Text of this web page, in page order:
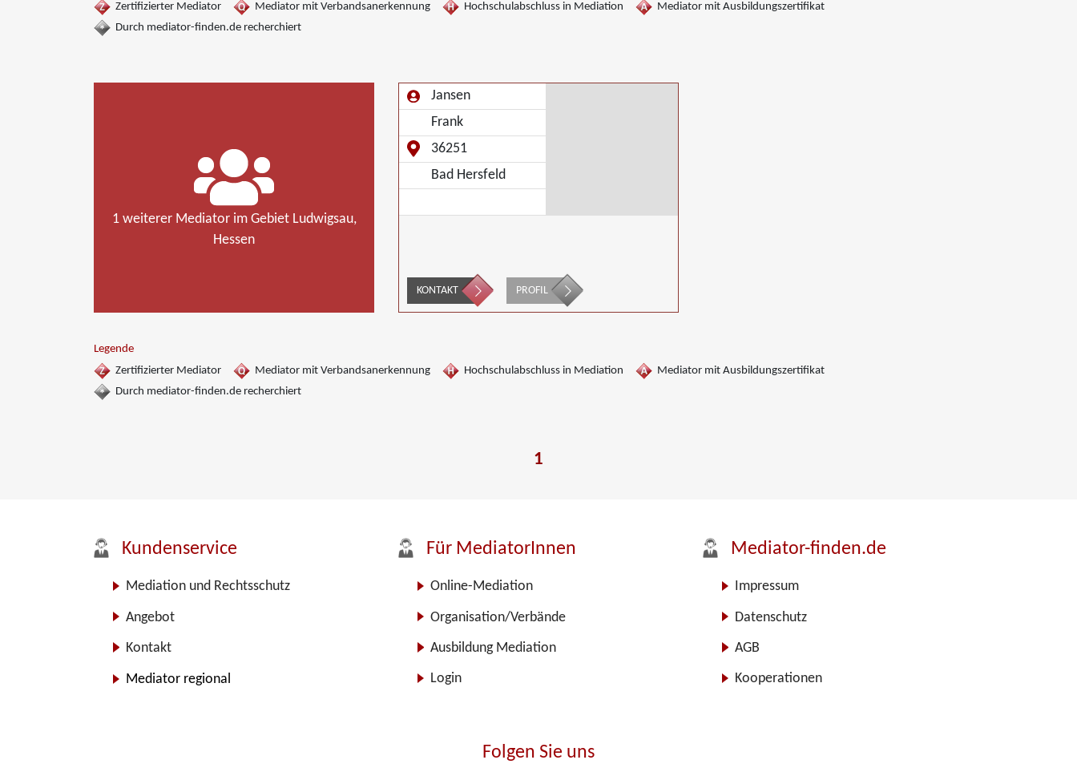
Zertifizierter Mediator
Mediator mit Verbandsanerkennung Hochschulabschluss in Mediation
Mediator mit Ausbildungszertifikat
Durch mediator-finden.de recherchiert
1 weiterer Mediator im Gebiet Ludwigsau,
Hessen
Jansen
Frank
36251
Bad Hersfeld
KONTAKT PROFIL
Legende
Zertifizierter Mediator
Mediator mit Verbandsanerkennung Hochschulabschluss in Mediation
Mediator mit Ausbildungszertifikat
Durch mediator-finden.de recherchiert
1
Kundenservice
Mediation und Rechtsschutz
Angebot
Kontakt
Mediator regional
Für MediatorInnen
Online-Mediation
Organisation/Verbände
Ausbildung Mediation
Login
Mediator-finden.de
Impressum
Datenschutz
AGB
Kooperationen
Folgen Sie uns